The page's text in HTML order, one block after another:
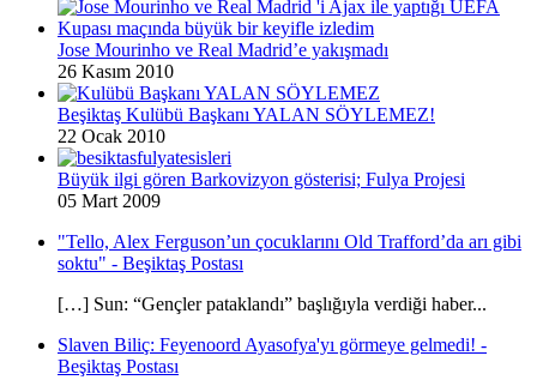
Jose Mourinho ve Real Madrid’e yakışmadı
26 Kasım 2010
Beşiktaş Kulübü Başkanı YALAN SÖYLEMEZ!
22 Ocak 2010
Büyük ilgi gören Barkovizyon gösterisi; Fulya Projesi
05 Mart 2009
"Tello, Alex Ferguson’un çocuklarını Old Trafford’da arı gibi
soktu" - Beşiktaş Postası
[…] Sun: “Gençler pataklandı” başlığıyla verdiği haber...
Slaven Biliç: Feyenoord Ayasofya'yı görmeye gelmedi! -
Beşiktaş Postası